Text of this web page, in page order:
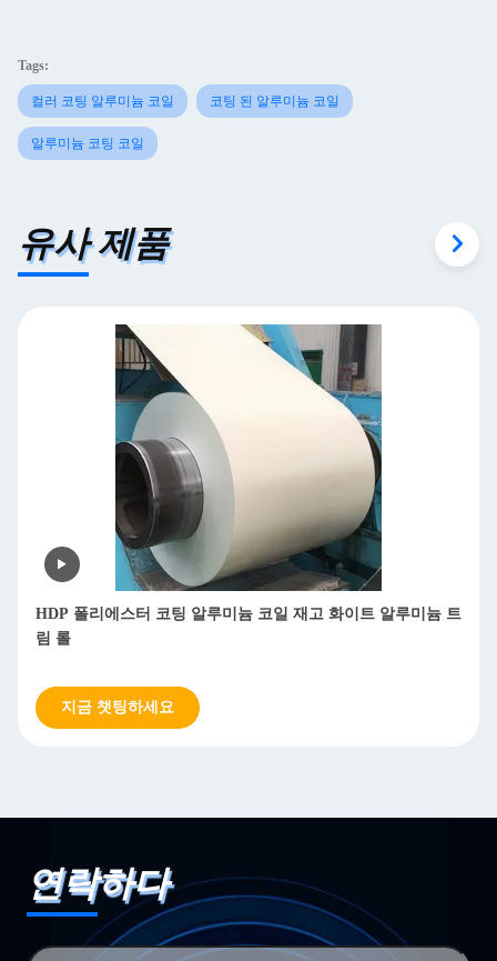
Tags:
컬러 코팅 알루미늄 코일 코팅 된 알루미늄 코일
알루미늄 코팅 코일
유사 제품
HDP 폴리에스터 코팅 알루미늄 코일 재고 화이트 알루미늄 트
림 롤
지금 챗팅하세요
연락하다